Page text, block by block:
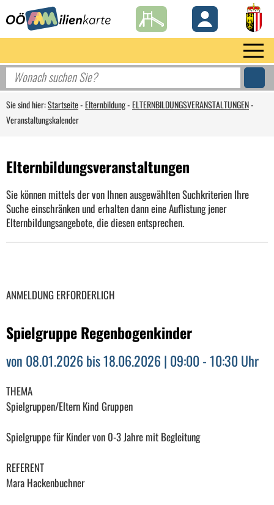
Sie sind hier:Startseite-Elternbildung-ELTERNBILDUNGSVERANSTALTUNGEN-
Veranstaltungskalender
Elternbildungsveranstaltungen
Sie können mittels der von Ihnen ausgewählten Suchkriterien Ihre
Suche einschränken und erhalten dann eine Auflistung jener
Elternbildungsangebote, die diesen entsprechen.
ANMELDUNG ERFORDERLICH
Spielgruppe Regenbogenkinder
von 08.01.2026 bis 18.06.2026 | 09:00 - 10:30 Uhr
THEMA
Spielgruppen/Eltern Kind Gruppen
Spielgruppe für Kinder von 0-3 Jahre mit Begleitung
REFERENT
Mara Hackenbuchner